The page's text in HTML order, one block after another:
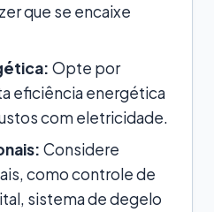
que se encaixe
Opte por
eficiência energética
com eletricidade.
Considere
como controle de
sistema de degelo